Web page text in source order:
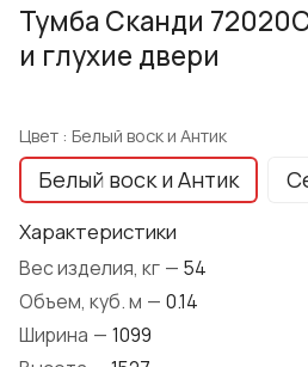
Тумба Сканди
и глухие двери
Цвет : Белый воск и Антик
Белый воск и Антик
Характеристики
Вес изделия, кг — 54
Объем, куб. м — 0.14
Ширина — 1099